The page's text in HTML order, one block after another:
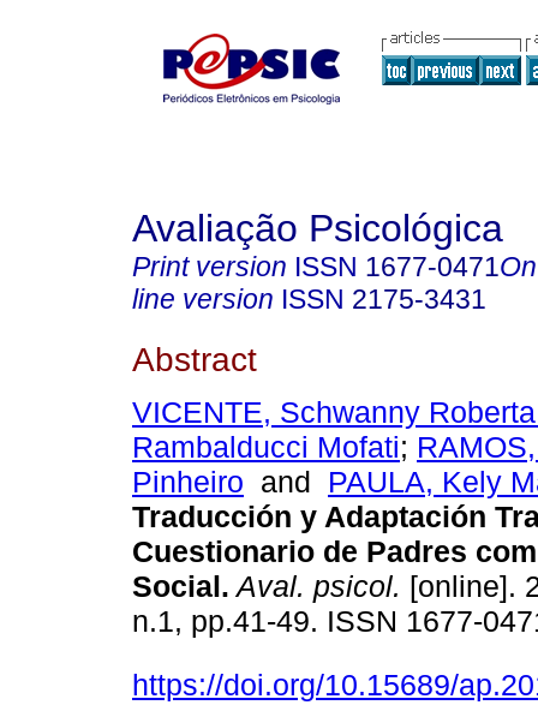
Avaliação Psicológica
Print version ISSN 1677-0471
line version ISSN 2175-3431
Abstract
VICENTE, Schwanny
Rambalducci Mofati;
Pinheiro and PAULA, Kely
Traducción y Adaptación
Cuestionario de Padres
Social. Aval. psicol. [online].
n.1, pp.41-49. ISSN 1677-
https://doi.org/10.15689/